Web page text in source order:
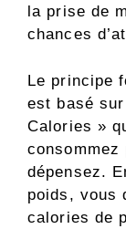
la prise de
chances
Le principe
est basé
Calories »
consommez
dépensez.
poids, vous
calories de